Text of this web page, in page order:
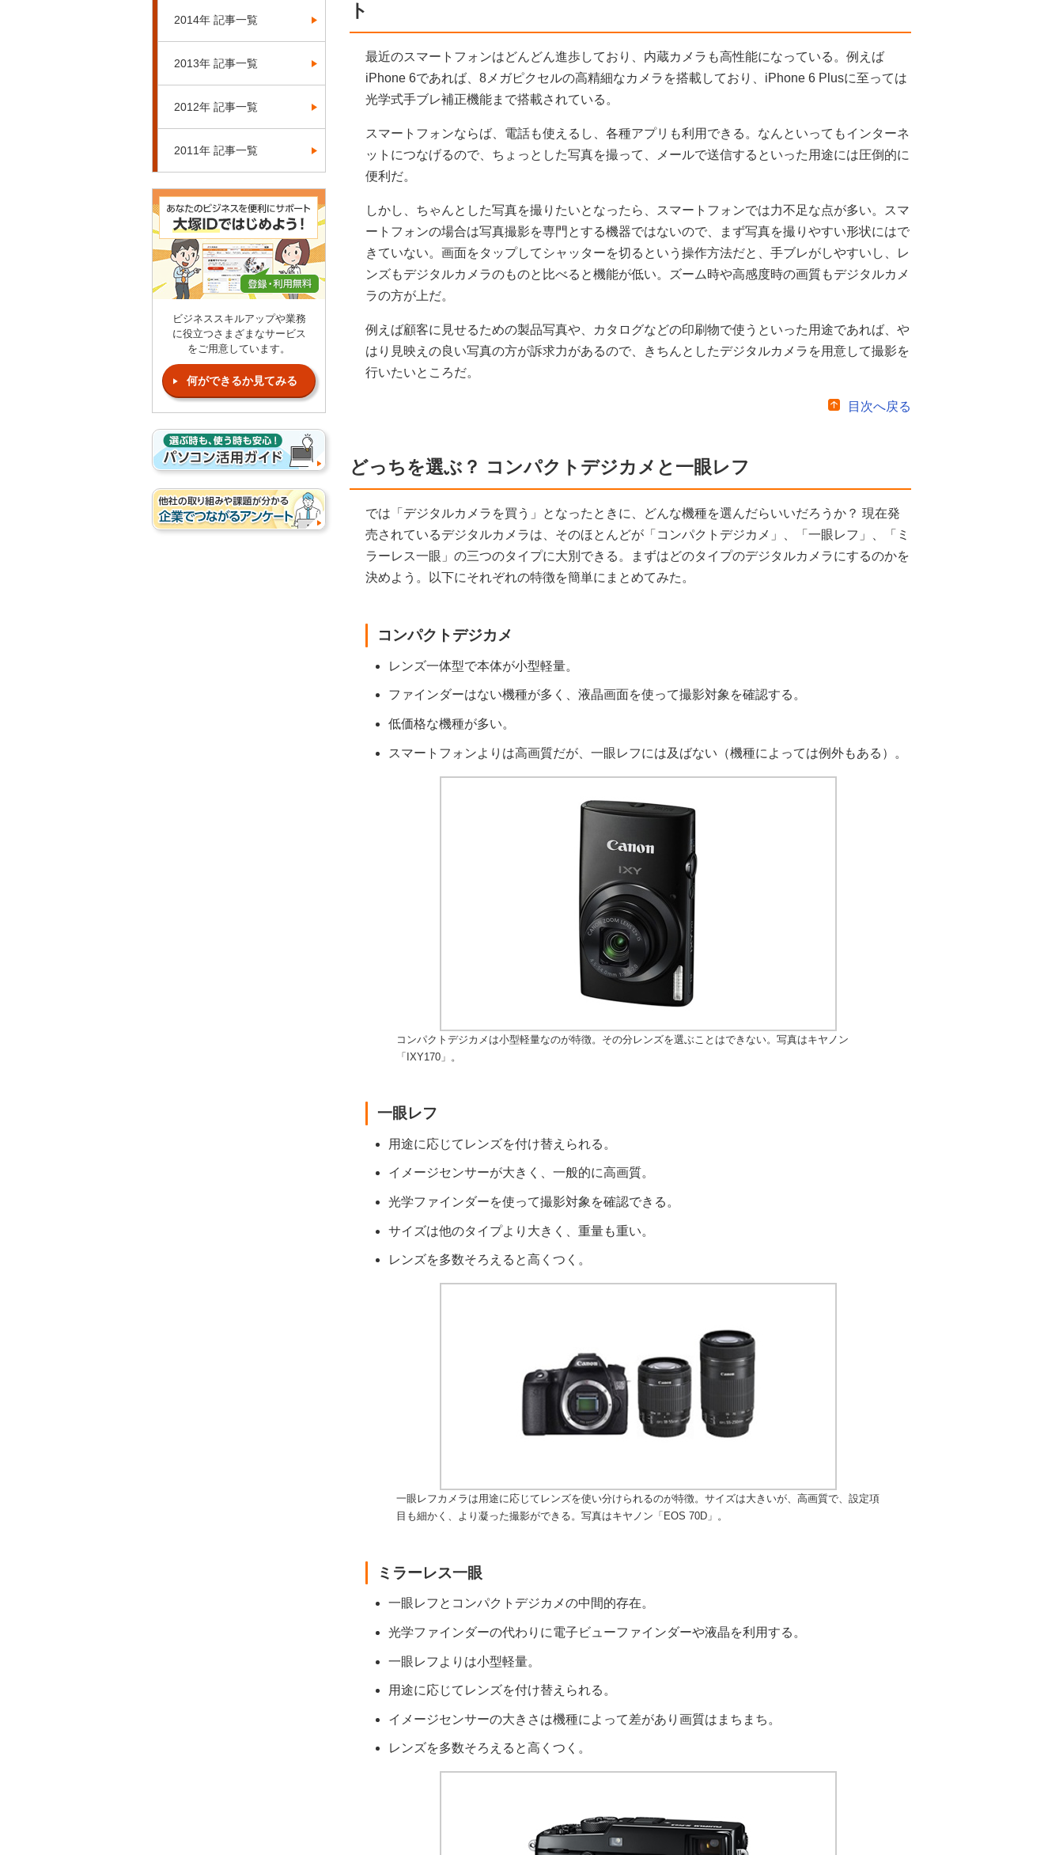
ト
最近のスマートフォンはどんどん進歩しており、内蔵カメラも高性能になっている。例えば
iPhone 6であれば、8メガピクセルの高精細なカメラを搭載しており、iPhone 6 Plusに至っては
光学式手ブレ補正機能まで搭載されている。
スマートフォンならば、電話も使えるし、各種アプリも利用できる。なんといってもインターネ
ットにつなげるので、ちょっとした写真を撮って、メールで送信するといった用途には圧倒的に
便利だ。
しかし、ちゃんとした写真を撮りたいとなったら、スマートフォンでは力不足な点が多い。スマ
ートフォンの場合は写真撮影を専門とする機器ではないので、まず写真を撮りやすい形状にはで
きていない。画面をタップしてシャッターを切るという操作方法だと、手ブレがしやすいし、レ
ンズもデジタルカメラのものと比べると機能が低い。ズーム時や高感度時の画質もデジタルカメ
ラの方が上だ。
例えば顧客に見せるための製品写真や、カタログなどの印刷物で使うといった用途であれば、や
はり見映えの良い写真の方が訴求力があるので、きちんとしたデジタルカメラを用意して撮影を
行いたいところだ。
目次へ戻る
どっちを選ぶ？ コンパクトデジカメと一眼レフ
では「デジタルカメラを買う」となったときに、どんな機種を選んだらいいだろうか？ 現在発
売されているデジタルカメラは、そのほとんどが「コンパクトデジカメ」、「一眼レフ」、「ミ
ラーレス一眼」の三つのタイプに大別できる。まずはどのタイプのデジタルカメラにするのかを
決めよう。以下にそれぞれの特徴を簡単にまとめてみた。
コンパクトデジカメ
レンズ一体型で本体が小型軽量。
ファインダーはない機種が多く、液晶画面を使って撮影対象を確認する。
低価格な機種が多い。
スマートフォンよりは高画質だが、一眼レフには及ばない（機種によっては例外もある）。
コンパクトデジカメは小型軽量なのが特徴。その分レンズを選ぶことはできない。写真はキヤノン
「IXY170」。
一眼レフ
用途に応じてレンズを付け替えられる。
イメージセンサーが大きく、一般的に高画質。
光学ファインダーを使って撮影対象を確認できる。
サイズは他のタイプより大きく、重量も重い。
レンズを多数そろえると高くつく。
一眼レフカメラは用途に応じてレンズを使い分けられるのが特徴。サイズは大きいが、高画質で、設定項
目も細かく、より凝った撮影ができる。写真はキヤノン「EOS 70D」。
ミラーレス一眼
一眼レフとコンパクトデジカメの中間的存在。
光学ファインダーの代わりに電子ビューファインダーや液晶を利用する。
一眼レフよりは小型軽量。
用途に応じてレンズを付け替えられる。
イメージセンサーの大きさは機種によって差があり画質はまちまち。
レンズを多数そろえると高くつく。
2014年 記事一覧
2013年 記事一覧
2012年 記事一覧
2011年 記事一覧
ビジネススキルアップや業務
に役立つさまざまなサービス
をご用意しています。
何ができるか見てみる